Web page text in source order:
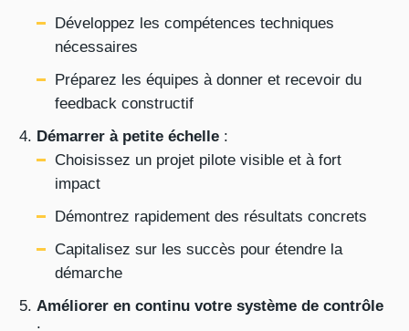
Développez les compétences techniques
nécessaires
Préparez les équipes à donner et recevoir du
feedback constructif
Démarrer à petite échelle :
Choisissez un projet pilote visible et à fort
impact
Démontrez rapidement des résultats concrets
Capitalisez sur les succès pour étendre la
démarche
Améliorer en continu votre système de contrôle